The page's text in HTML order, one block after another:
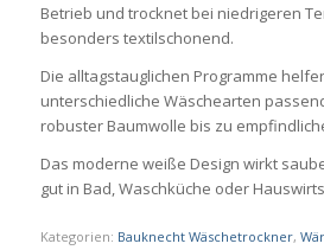
Betrieb und trocknet bei niedrigeren
besonders textilschonend.
Die alltagstauglichen Programme
unterschiedliche Wäschearten
robuster Baumwolle bis zu
Das moderne weiße Design wirkt
gut in Bad, Waschküche oder
Kategorien: Bauknecht Wäschetrockner,